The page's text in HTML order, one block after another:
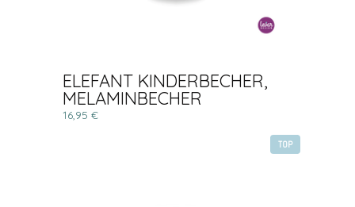
ELEFANT KINDERBECHER,
MELAMINBECHER
16,95 €
TOP